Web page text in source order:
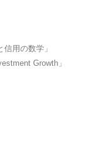
用の数学」
Growth」